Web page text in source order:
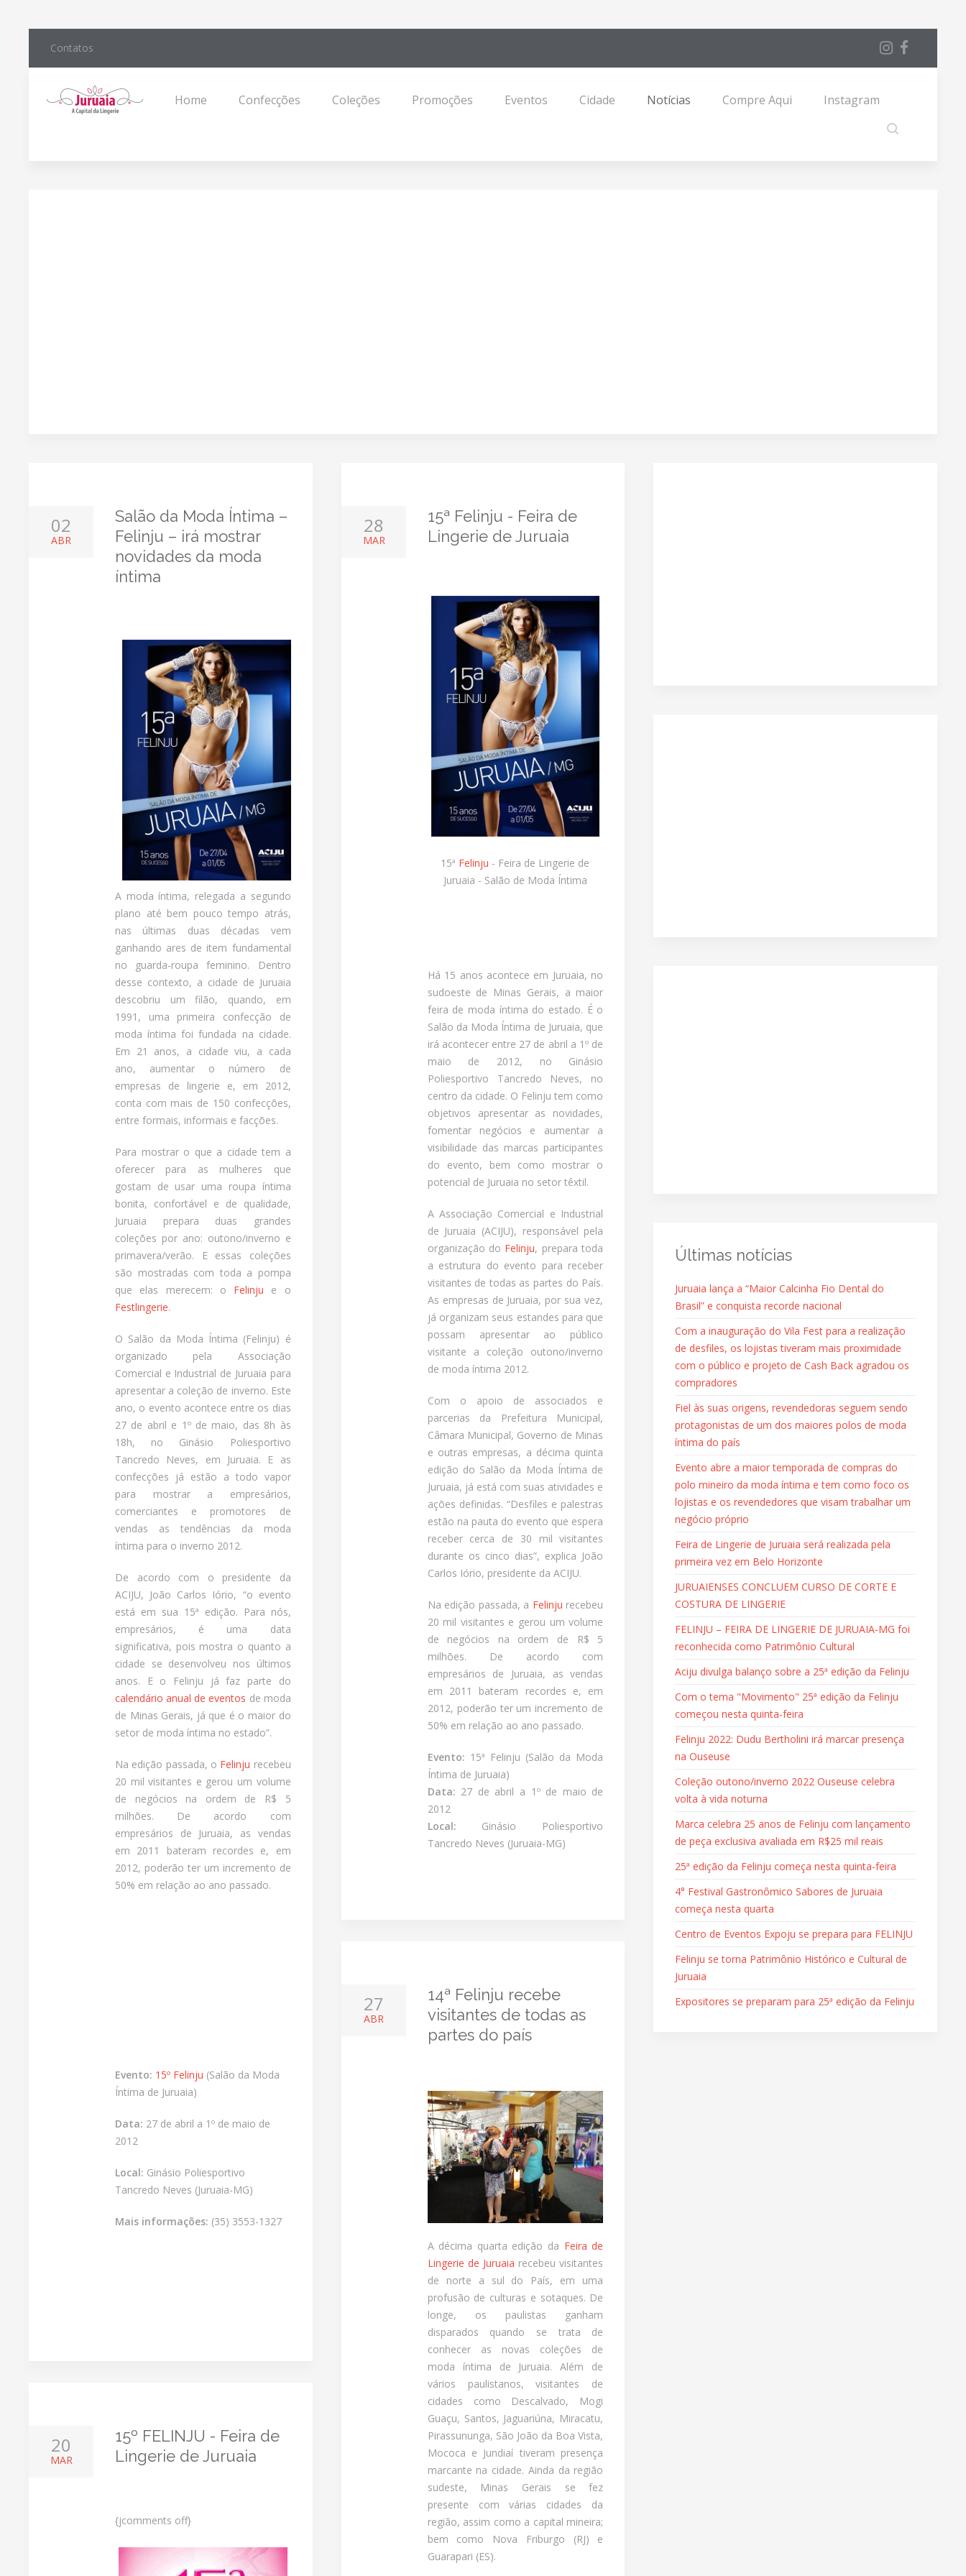
Contatos
Home Confecções Coleções Promoções Eventos Cidade Notícias Compre Aqui Instagram
02
ABR
Salão da Moda Íntima –
Felinju – irá mostrar
novidades da moda
íntima
A moda íntima, relegada a segundo
plano até bem pouco tempo atrás,
nas últimas duas décadas vem
ganhando ares de item fundamental
no guarda-roupa feminino. Dentro
desse contexto, a cidade de Juruaia
descobriu um filão, quando, em
1991, uma primeira confecção de
moda íntima foi fundada na cidade.
Em 21 anos, a cidade viu, a cada
ano, aumentar o número de
empresas de lingerie e, em 2012,
conta com mais de 150 confecções,
entre formais, informais e facções.
Para mostrar o que a cidade tem a
oferecer para as mulheres que
gostam de usar uma roupa íntima
bonita, confortável e de qualidade,
Juruaia prepara duas grandes
coleções por ano: outono/inverno e
primavera/verão. E essas coleções
são mostradas com toda a pompa
que elas merecem: o Felinju e o
Festlingerie.
O Salão da Moda Íntima (Felinju) é
organizado pela Associação
Comercial e Industrial de Juruaia para
apresentar a coleção de inverno. Este
ano, o evento acontece entre os dias
27 de abril e 1º de maio, das 8h às
18h, no Ginásio Poliesportivo
Tancredo Neves, em Juruaia. E as
confecções já estão a todo vapor
para mostrar a empresários,
comerciantes e promotores de
vendas as tendências da moda
íntima para o inverno 2012.
De acordo com o presidente da
ACIJU, João Carlos Iório, “o evento
está em sua 15ª edição. Para nós,
empresários, é uma data
significativa, pois mostra o quanto a
cidade se desenvolveu nos últimos
anos. E o Felinju já faz parte do
calendário anual de eventos de moda
de Minas Gerais, já que é o maior do
setor de moda íntima no estado”.
Na edição passada, o Felinju recebeu
20 mil visitantes e gerou um volume
de negócios na ordem de R$ 5
milhões. De acordo com
empresários de Juruaia, as vendas
em 2011 bateram recordes e, em
2012, poderão ter um incremento de
50% em relação ao ano passado.
Evento: 15º Felinju (Salão da Moda
Íntima de Juruaia)
Data: 27 de abril a 1º de maio de
2012
Local: Ginásio Poliesportivo
Tancredo Neves (Juruaia-MG)
Mais informações: (35) 3553-1327
20
MAR
15º FELINJU - Feira de
Lingerie de Juruaia
{jcomments off}
28
MAR
15ª Felinju - Feira de
Lingerie de Juruaia
15ª Felinju - Feira de Lingerie de
Juruaia - Salão de Moda Íntima
Há 15 anos acontece em Juruaia, no
sudoeste de Minas Gerais, a maior
feira de moda íntima do estado. É o
Salão da Moda Íntima de Juruaia, que
irá acontecer entre 27 de abril a 1º de
maio de 2012, no Ginásio
Poliesportivo Tancredo Neves, no
centro da cidade. O Felinju tem como
objetivos apresentar as novidades,
fomentar negócios e aumentar a
visibilidade das marcas participantes
do evento, bem como mostrar o
potencial de Juruaia no setor têxtil.
A Associação Comercial e Industrial
de Juruaia (ACIJU), responsável pela
organização do Felinju, prepara toda
a estrutura do evento para receber
visitantes de todas as partes do País.
As empresas de Juruaia, por sua vez,
já organizam seus estandes para que
possam apresentar ao público
visitante a coleção outono/inverno
de moda íntima 2012.
Com o apoio de associados e
parcerias da Prefeitura Municipal,
Câmara Municipal, Governo de Minas
e outras empresas, a décima quinta
edição do Salão da Moda Íntima de
Juruaia, já está com suas atividades e
ações definidas. “Desfiles e palestras
estão na pauta do evento que espera
receber cerca de 30 mil visitantes
durante os cinco dias”, explica João
Carlos Iório, presidente da ACIJU.
Na edição passada, a Felinju recebeu
20 mil visitantes e gerou um volume
de negócios na ordem de R$ 5
milhões. De acordo com
empresários de Juruaia, as vendas
em 2011 bateram recordes e, em
2012, poderão ter um incremento de
50% em relação ao ano passado.
Evento: 15ª Felinju (Salão da Moda
Íntima de Juruaia)
Data: 27 de abril a 1º de maio de
2012
Local: Ginásio Poliesportivo
Tancredo Neves (Juruaia-MG)
27
ABR
14ª Felinju recebe
visitantes de todas as
partes do país
A décima quarta edição da Feira de
Lingerie de Juruaia recebeu visitantes
de norte a sul do País, em uma
profusão de culturas e sotaques. De
longe, os paulistas ganham
disparados quando se trata de
conhecer as novas coleções de
moda íntima de Juruaia. Além de
vários paulistanos, visitantes de
cidades como Descalvado, Mogi
Guaçu, Santos, Jaguariúna, Miracatu,
Pirassununga, São João da Boa Vista,
Mococa e Jundiaí tiveram presença
marcante na cidade. Ainda da região
sudeste, Minas Gerais se fez
presente com várias cidades da
região, assim como a capital mineira;
bem como Nova Friburgo (RJ) e
Guarapari (ES).
Últimas notícias
Juruaia lança a “Maior Calcinha Fio Dental do
Brasil” e conquista recorde nacional
Com a inauguração do Vila Fest para a realização
de desfiles, os lojistas tiveram mais proximidade
com o público e projeto de Cash Back agradou os
compradores
Fiel às suas origens, revendedoras seguem sendo
protagonistas de um dos maiores polos de moda
íntima do país
Evento abre a maior temporada de compras do
polo mineiro da moda íntima e tem como foco os
lojistas e os revendedores que visam trabalhar um
negócio próprio
Feira de Lingerie de Juruaia será realizada pela
primeira vez em Belo Horizonte
JURUAIENSES CONCLUEM CURSO DE CORTE E
COSTURA DE LINGERIE
FELINJU – FEIRA DE LINGERIE DE JURUAIA-MG foi
reconhecida como Patrimônio Cultural
Aciju divulga balanço sobre a 25ª edição da Felinju
Com o tema "Movimento" 25ª edição da Felinju
começou nesta quinta-feira
Felinju 2022: Dudu Bertholini irá marcar presença
na Ouseuse
Coleção outono/inverno 2022 Ouseuse celebra
volta à vida noturna
Marca celebra 25 anos de Felinju com lançamento
de peça exclusiva avaliada em R$25 mil reais
25ª edição da Felinju começa nesta quinta-feira
4° Festival Gastronômico Sabores de Juruaia
começa nesta quarta
Centro de Eventos Expoju se prepara para FELINJU
Felinju se torna Patrimônio Histórico e Cultural de
Juruaia
Expositores se preparam para 25ª edição da Felinju